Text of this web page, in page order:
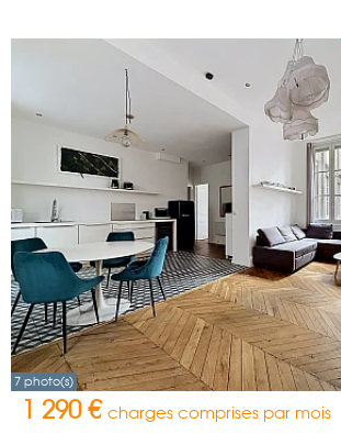
7 photo(s)
1 290 € charges comprises par mois